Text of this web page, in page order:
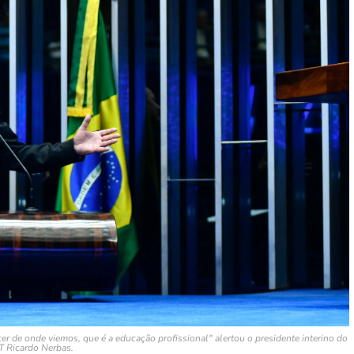
de onde viemos, que é a educação profissional" alertou o presidente interino do
Ricardo Nerbas.